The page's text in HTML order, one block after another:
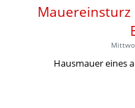
Mauereinsturz
Hausmauer eines